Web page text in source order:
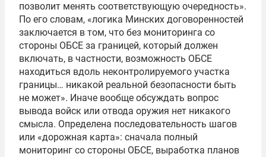
позволит менять соответствующую очередность».
По его словам, «логика Минских договоренностей
заключается в том, что без мониторинга со
стороны ОБСЕ за границей, который должен
включать, в частности, возможность ОБСЕ
находиться вдоль неконтролируемого участка
границы… никакой реальной безопасности быть
не может». Иначе вообще обсуждать вопрос
вывода войск или отвода оружия нет никакого
смысла. Определена последовательность шагов
или «дорожная карта»: сначала полный
мониторинг со стороны ОБСЕ, выработка планов